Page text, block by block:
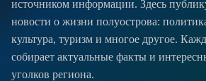
источником информации. Здесь
новости о жизни полуострова:
культура, туризм и многое другое.
собирает актуальные факты и
уголков региона.